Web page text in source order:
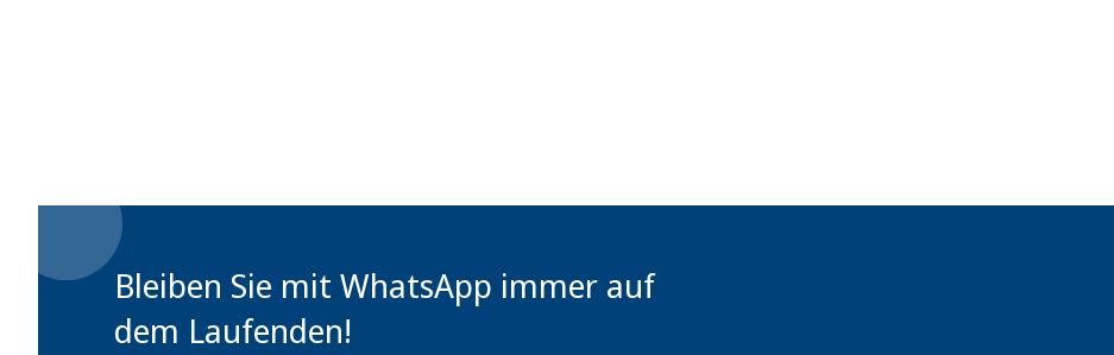
Bleiben Sie mit WhatsApp immer auf
dem Laufenden!